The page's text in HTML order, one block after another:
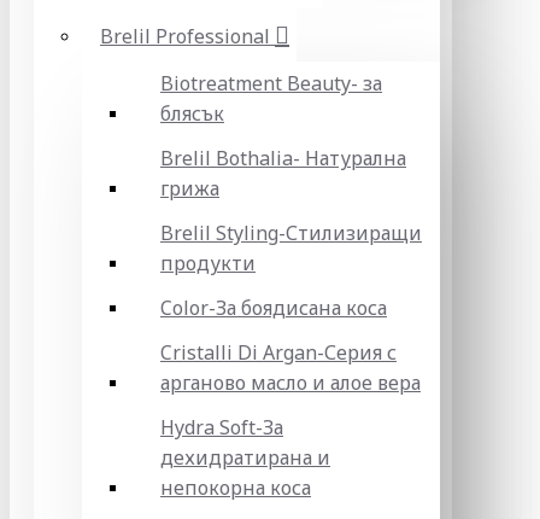
Brelil Professional
Biotreatment Beauty- за
блясък
Brelil Bothalia- Натурална
грижа
Brelil Styling-Стилизиращи
продукти
Color-За боядисана коса
Cristalli Di Argan-Серия с
арганово масло и алое вера
Hydra Soft-За
дехидратирана и
непокорна коса